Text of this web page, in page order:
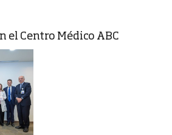
el Centro Médico ABC